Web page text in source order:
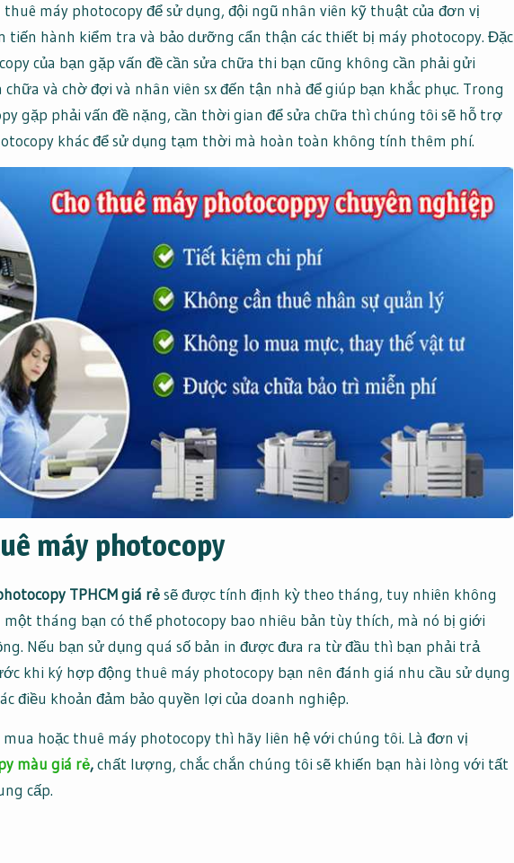
máy photocopy để sử dụng, đội ngũ nhân viên kỹ thuật của đơn vị
tiến hành kiểm tra và bảo dưỡng cẩn thận các thiết bị máy photocopy. Đặc
của bạn gặp vấn đề cần sửa chữa thi bạn cũng không cần phải gửi
và chờ đợi và nhân viên sx đến tận nhà để giúp bạn khắc phục. Trong
gặp phải vấn đề nặng, cần thời gian để sửa chữa thì chúng tôi sẽ hỗ trợ
khác để sử dụng tạm thời mà hoàn toàn không tính thêm phí.
máy photocopy
TPHCM giá rẻsẽ được tính định kỳ theo tháng, tuy nhiên không
tháng bạn có thể photocopy bao nhiêu bản tùy thích, mà nó bị giới
Nếu bạn sử dụng quá số bản in được đưa ra từ đầu thì bạn phải trả
khi ký hợp động thuê máy photocopy bạn nên đánh giá nhu cầu sử dụng
điều khoản đảm bảo quyền lợi của doanh nghiệp.
hoặc thuê máy photocopy thì hãy liên hệ với chúng tôi. Là đơn vị
màu giá rẻ,chất lượng, chắc chắn chúng tôi sẽ khiến bạn hài lòng với tất
cấp.